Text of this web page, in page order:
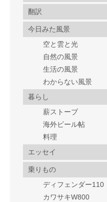
翻訳
今日みた風景
空と雲と光
自然の風景
生活の風景
わからない風景
暮らし
薪ストーブ
海外ビール帖
料理
エッセイ
乗りもの
ディフェンダー110
カワサキW800